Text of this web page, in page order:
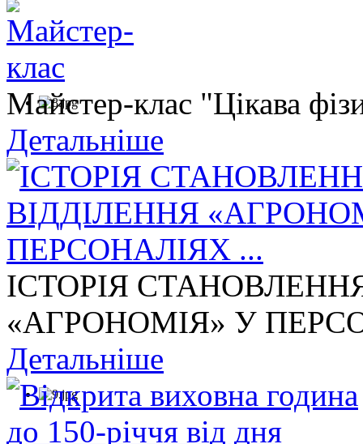
Майстер-клас "Цікава
Детальніше
ІСТОРІЯ
«АГРОНОМІЯ» У
Детальніше